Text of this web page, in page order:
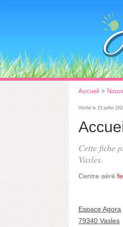
Accueil >
Vérifié le 23 juillet
Cette fiche
Vasles.
Centre aéré
Espace Agora
79340 Vasles